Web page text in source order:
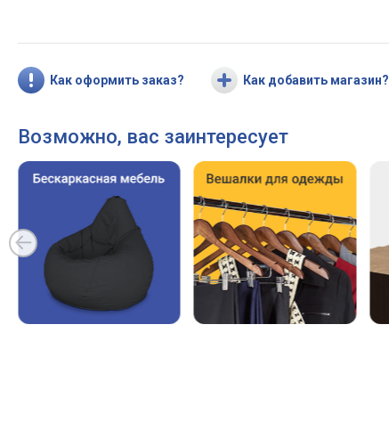
Как оформить заказ? Как добавить магазин?
Возможно, вас заинтересует